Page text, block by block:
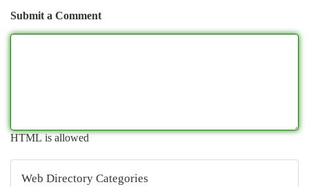
Submit a Comment
HTML is allowed
Web Directory Categories